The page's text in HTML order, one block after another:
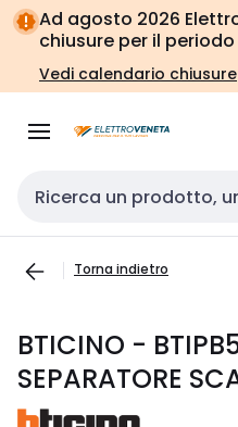
Vai alla
navigazione
Vai
alla
pagina
Ad agosto 2026
chiusure per il
Vedi calendario chiusure
Cerca input
Torna indietro
BTICINO -
SEPARATORE